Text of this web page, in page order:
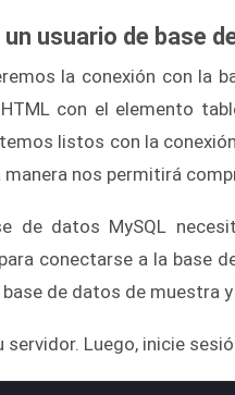
usuario de base
la conexión con la
con el elemento
listos con la
manera nos permitirá
de datos MySQL
conectarse a la base
de datos de muestra
servidor. Luego, inicie